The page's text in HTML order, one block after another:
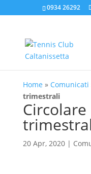
0934 26292
Home » Comunicati
trimestrali
20 Apr, 2020|